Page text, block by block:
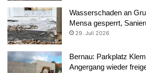
Wasserschaden an
Mensa gesperrt,
29. Juli 2026
Bernau: Parkplatz
Angergang wieder